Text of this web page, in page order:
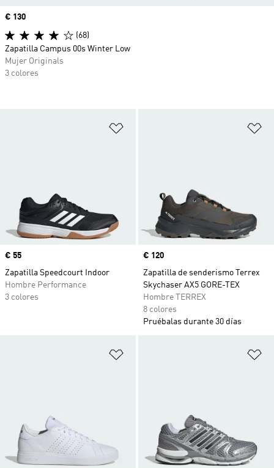
Precio
€ 55
Zapatilla Speedcourt Indoor
Hombre Performance
3 colores
Precio
€ 120
Zapatilla de senderismo Terrex
Skychaser AX5 GORE-TEX
Hombre TERREX
8 colores
Pruébalas durante 30 días
Precio
€ 130
(68)
Zapatilla Campus 00s Winter Low
Mujer Originals
3 colores